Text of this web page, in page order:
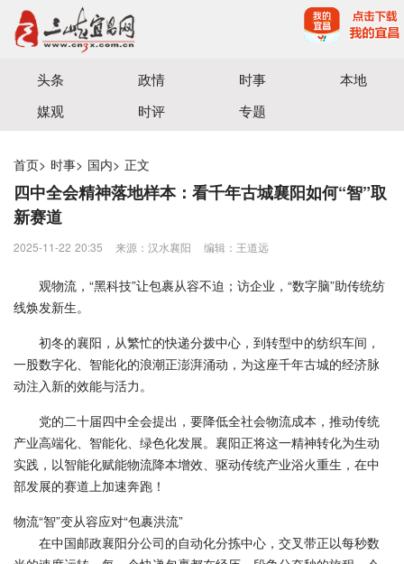
宜昌三峡融媒体中心主办
头条 政情 时事
本地
媒观
时评 专题
首页> 时事> 国内> 正文
四中全会精神落地样本：看千年古城襄阳如何“智”取
新赛道
2025-11-22 20:35 来源：汉水襄阳 编辑：王道远
观物流，“黑科技”让包裹从容不迫；访企业，“数字脑”助传统纺
线焕发新生。
初冬的襄阳，从繁忙的快递分拨中心，到转型中的纺织车间，
一股数字化、智能化的浪潮正澎湃涌动，为这座千年古城的经济脉
动注入新的效能与活力。
党的二十届四中全会提出，要降低全社会物流成本，推动传统
产业高端化、智能化、绿色化发展。襄阳正将这一精神转化为生动
实践，以智能化赋能物流降本增效、驱动传统产业浴火重生，在中
部发展的赛道上加速奔跑！
物流“智”变从容应对“包裹洪流”
在中国邮政襄阳分公司的自动化分拣中心，交叉带正以每秒数